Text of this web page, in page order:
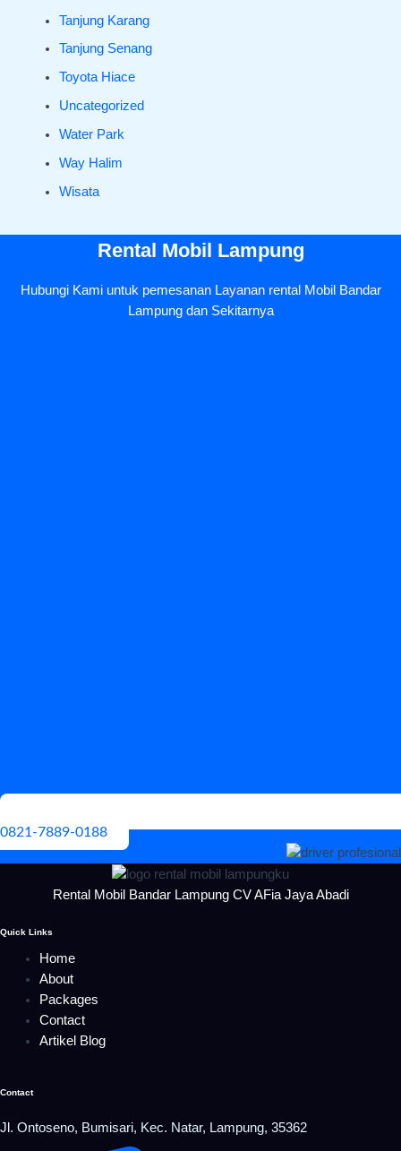
Tanjung Karang
Tanjung Senang
Toyota Hiace
Uncategorized
Water Park
Way Halim
Wisata
Rental Mobil Lampung
Hubungi Kami untuk pemesanan Layanan rental Mobil Bandar
Lampung dan Sekitarnya
0821-7889-0188
Rental Mobil Bandar Lampung CV AFia Jaya Abadi
Quick Links
Home
About
Packages
Contact
Artikel Blog
Contact
Jl. Ontoseno, Bumisari, Kec. Natar, Lampung, 35362